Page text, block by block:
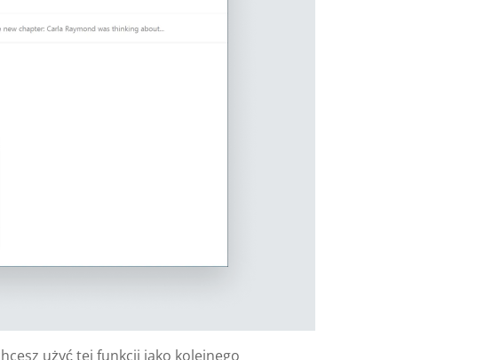
użyć tej funkcji jako kolejnego